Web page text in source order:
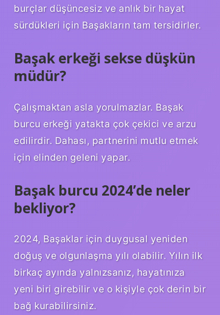
burçlar düşüncesiz ve anlık bir hayat
sürdükleri için Başakların tam tersidirler.
Başak erkeği sekse düşkün
müdür?
Çalışmaktan asla yorulmazlar. Başak
burcu erkeği yatakta çok çekici ve arzu
edilirdir. Dahası, partnerini mutlu etmek
için elinden geleni yapar.
Başak burcu 2024’de neler
bekliyor?
2024, Başaklar için duygusal yeniden
doğuş ve olgunlaşma yılı olabilir. Yılın ilk
birkaç ayında yalnızsanız, hayatınıza
yeni biri girebilir ve o kişiyle çok derin bir
bağ kurabilirsiniz.